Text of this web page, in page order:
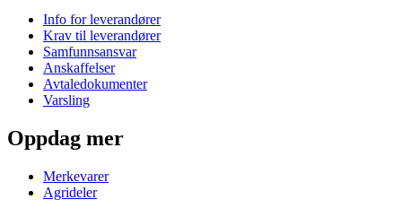
Info for leverandører
Krav til leverandører
Samfunnsansvar
Anskaffelser
Avtaledokumenter
Varsling
Oppdag mer
Merkevarer
Agrideler